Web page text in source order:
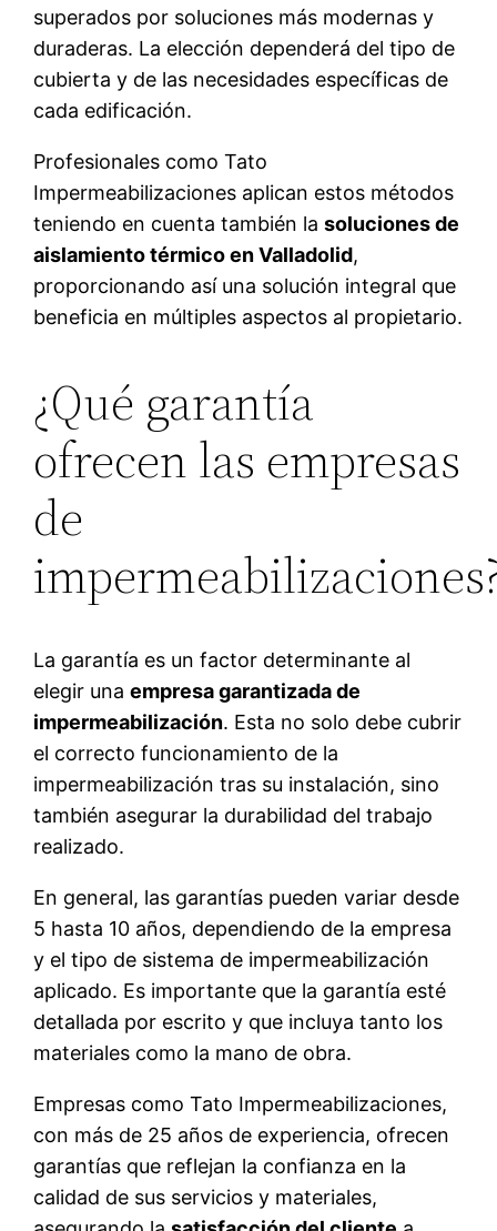
superados por soluciones más modernas y
duraderas. La elección dependerá del tipo de
cubierta y de las necesidades específicas de
cada edificación.
Profesionales como Tato
Impermeabilizaciones aplican estos métodos
teniendo en cuenta también lasoluciones de
aislamiento térmico en Valladolid,
proporcionando así una solución integral que
beneficia en múltiples aspectos al propietario.
¿Qué garantía
ofrecen las empresas
de
La garantía es un factor determinante al
elegir unaempresa garantizada de
impermeabilización. Esta no solo debe cubrir
el correcto funcionamiento de la
impermeabilización tras su instalación, sino
también asegurar la durabilidad del trabajo
realizado.
En general, las garantías pueden variar desde
5 hasta 10 años, dependiendo de la empresa
y el tipo de sistema de impermeabilización
aplicado. Es importante que la garantía esté
detallada por escrito y que incluya tanto los
materiales como la mano de obra.
Empresas como Tato Impermeabilizaciones,
con más de 25 años de experiencia, ofrecen
garantías que reflejan la confianza en la
calidad de sus servicios y materiales,